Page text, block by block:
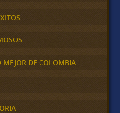
MEJOR DE COLOMBIA